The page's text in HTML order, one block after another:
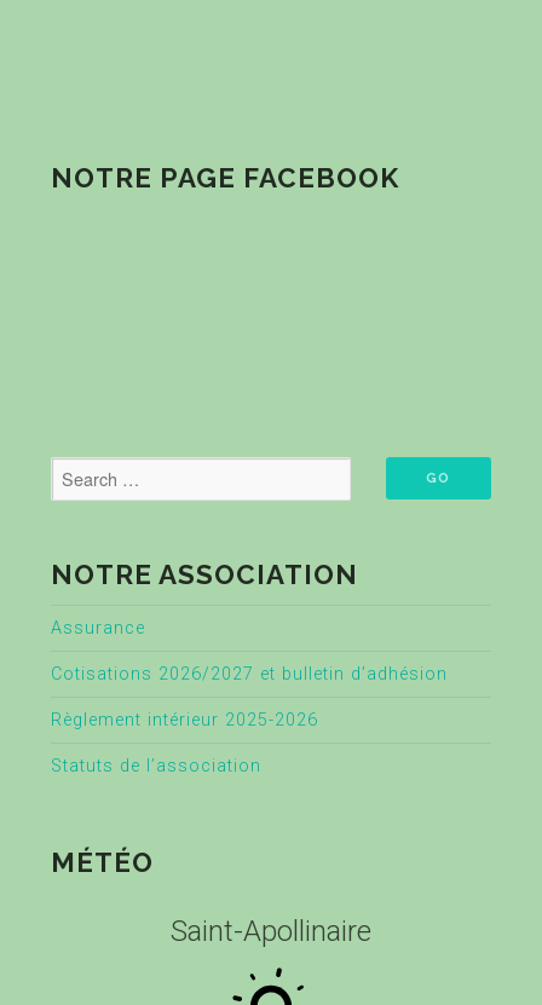
NOTRE PAGE FACEBOOK
NOTRE ASSOCIATION
Assurance
Cotisations 2026/2027 et bulletin d’adhésion
Règlement intérieur 2025-2026
Statuts de l’association
MÉTÉO
Saint-Apollinaire